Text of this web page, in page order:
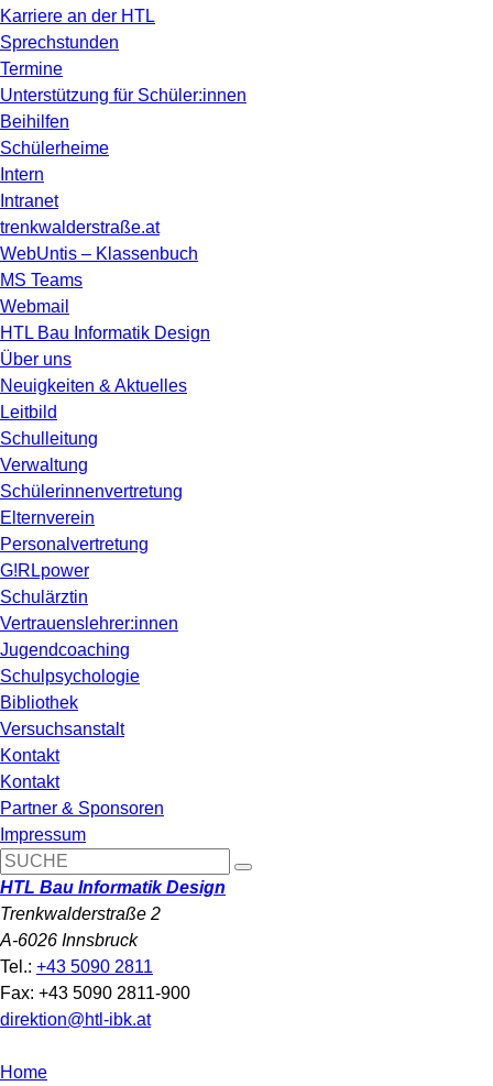
Karriere an der HTL
Sprechstunden
Termine
Unterstützung für Schüler:innen
Beihilfen
Schülerheime
Intern
Intranet
trenkwalderstraße.at
WebUntis – Klassenbuch
MS Teams
Webmail
HTL Bau Informatik Design
Über uns
Neuigkeiten & Aktuelles
Leitbild
Schulleitung
Verwaltung
Schülerinnenvertretung
Elternverein
Personalvertretung
G!RLpower
Schulärztin
Vertrauenslehrer:innen
Jugendcoaching
Schulpsychologie
Bibliothek
Versuchsanstalt
Kontakt
Kontakt
Partner & Sponsoren
Impressum
HTL Bau Informatik Design
Trenkwalderstraße 2
A-6026 Innsbruck
Tel.: +43 5090 2811
Fax: +43 5090 2811-900
direktion@htl-ibk.at
Home